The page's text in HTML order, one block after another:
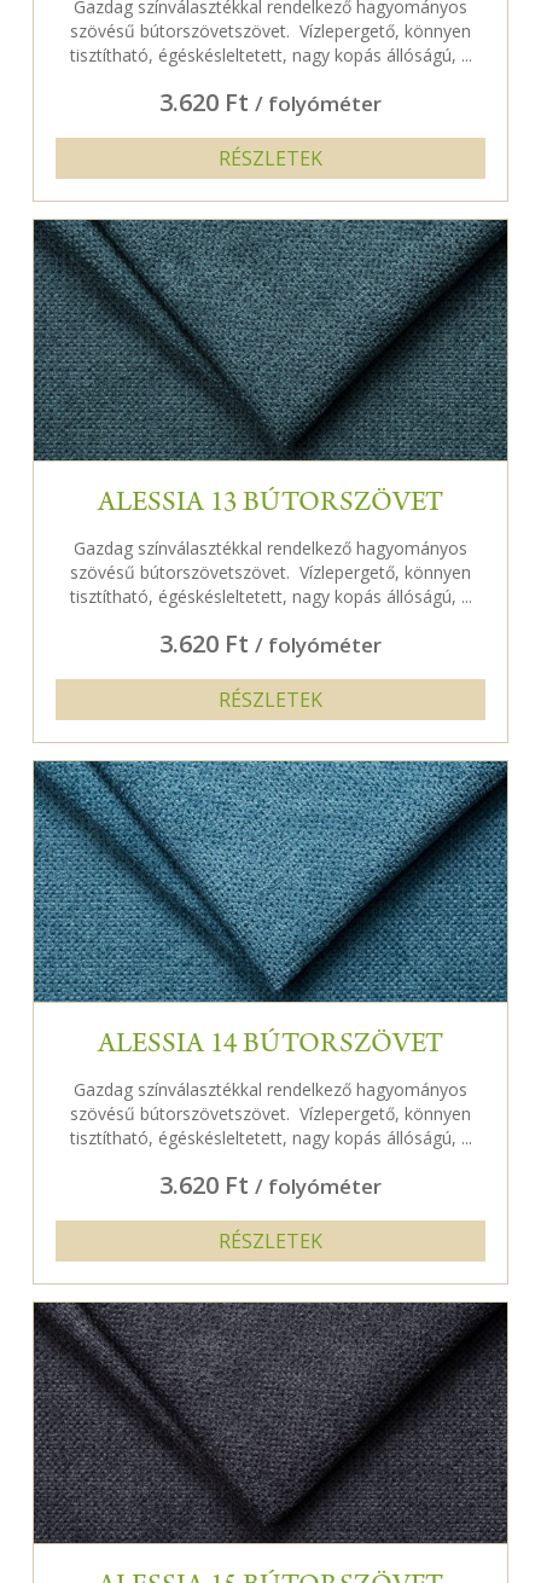
Gazdag színválasztékkal rendelkező hagyományos
szövésű bútorszövetszövet. Vízlepergető, könnyen
tisztítható, égéskésleltetett, nagy kopás állóságú, ...
3.620 Ft / folyóméter
RÉSZLETEK
ALESSIA 13 BÚTORSZÖVET
Gazdag színválasztékkal rendelkező hagyományos
szövésű bútorszövetszövet. Vízlepergető, könnyen
tisztítható, égéskésleltetett, nagy kopás állóságú, ...
3.620 Ft / folyóméter
RÉSZLETEK
ALESSIA 14 BÚTORSZÖVET
Gazdag színválasztékkal rendelkező hagyományos
szövésű bútorszövetszövet. Vízlepergető, könnyen
tisztítható, égéskésleltetett, nagy kopás állóságú, ...
3.620 Ft / folyóméter
RÉSZLETEK